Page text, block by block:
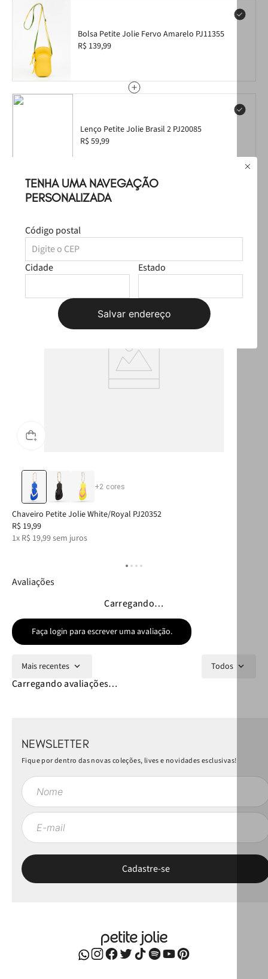
TENHA UMA NAVEGAÇÃO
PERSONALIZADA
Código postal
Cidade Estado
Salvar endereço
Bolsa Petite Jolie Fervo Amarelo PJ11355
R$ 139,99
Lenço Petite Jolie Brasil 2 PJ20085
R$ 59,99
Leveos3produtospor
Produtos Sugeridos
+2 cores
Chaveiro Petite Jolie White/Royal PJ20352
R$ 19,99
1x R$ 19,99sem juros
Avaliações
Carregando…
Faça login para escrever uma avaliação.
Mais recentes Todos
Carregando avaliações…
NEWSLETTER
Fique por dentro das novas coleções, lives e novidades esclusivas!